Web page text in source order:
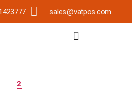
sales@vatpos.com
2